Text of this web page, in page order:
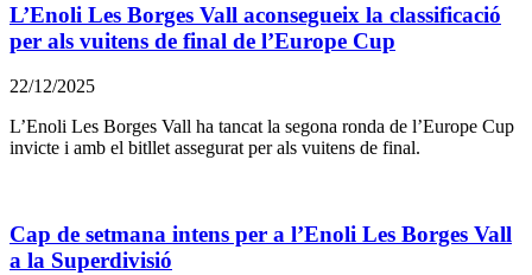
L’Enoli Les Borges Vall aconsegueix la classificació
per als vuitens de final de l’Europe Cup
22/12/2025
L’Enoli Les Borges Vall ha tancat la segona ronda de l’Europe Cup
invicte i amb el bitllet assegurat per als vuitens de final.
Cap de setmana intens per a l’Enoli Les Borges Vall
a la Superdivisió